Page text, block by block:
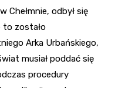
Chełmnie, odbył się
to zostało
Arka Urbańskiego,
musiał poddać się
procedury